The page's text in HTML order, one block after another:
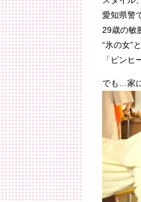
愛知県警
29歳の敏
“氷の女”
「ピンヒ
でも…家